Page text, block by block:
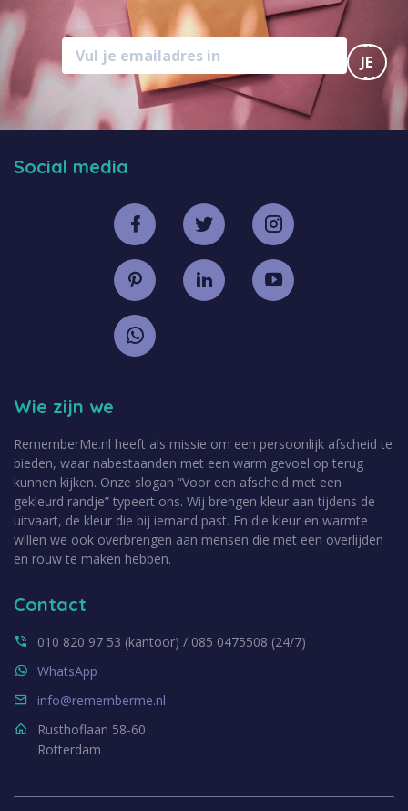
MELD
JE
AAN
Contact
010 820 97 53 (kantoor) / 085 0475508 (24/7)
WhatsApp
info@rememberme.nl
Rusthoflaan 58-60
Rotterdam
Wie zijn we
RememberMe.nl heeft als missie om een persoonlijk afscheid te
bieden, waar nabestaanden met een warm gevoel op terug
kunnen kijken. Onze slogan “Voor een afscheid met een
gekleurd randje” typeert ons. Wij brengen kleur aan tijdens de
uitvaart, de kleur die bij iemand past. En die kleur en warmte
willen we ook overbrengen aan mensen die met een overlijden
en rouw te maken hebben.
Social media